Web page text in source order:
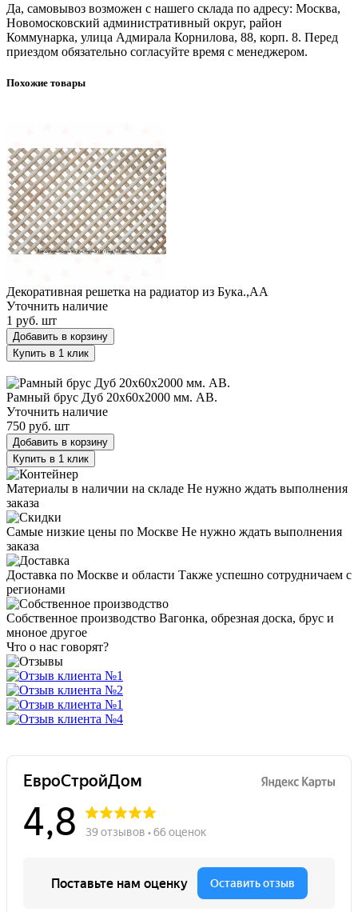
Да, самовывоз возможен с нашего склада по адресу: Москва,
Новомосковский административный округ, район
Коммунарка, улица Адмирала Корнилова, 88, корп. 8. Перед
приездом обязательно согласуйте время с менеджером.
Похожие товары
Декоративная решетка на радиатор из Бука.,АА
Уточнить наличие
1 руб. шт
Добавить в корзину
Купить в 1 клик
Рамный брус Дуб 20х60х2000 мм. АВ.
Уточнить наличие
750 руб. шт
Добавить в корзину
Купить в 1 клик
Материалы в наличии на складе Не нужно ждать выполнения
заказа
Самые низкие цены по Москве Не нужно ждать выполнения
заказа
Доставка по Москве и области Также успешно сотрудничаем с
регионами
Собственное производство Вагонка, обрезная доска, брус и
мноное другое
Что о нас говорят?